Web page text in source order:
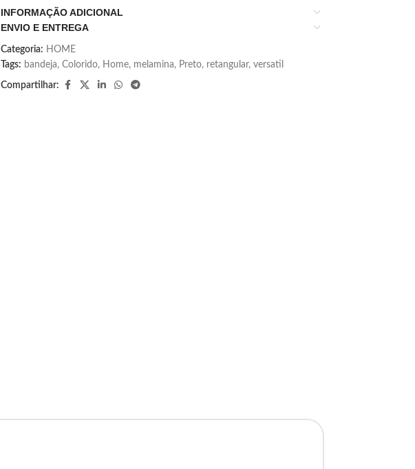
INFORMAÇÃO ADICIONAL
ENVIO E ENTREGA
Categoria: HOME
Tags: bandeja, Colorido, Home, melamina, Preto, retangular, versatil
Compartilhar: